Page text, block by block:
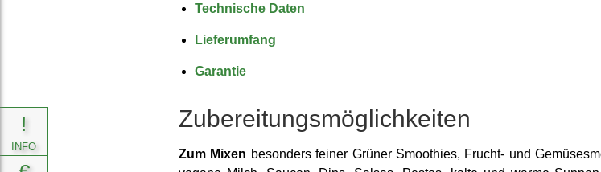
!
INFO
Technische Daten
Lieferumfang
Garantie
Zubereitungs­möglich­keiten
Zum Mixen besonders feiner Grüner Smoothies, Frucht- und